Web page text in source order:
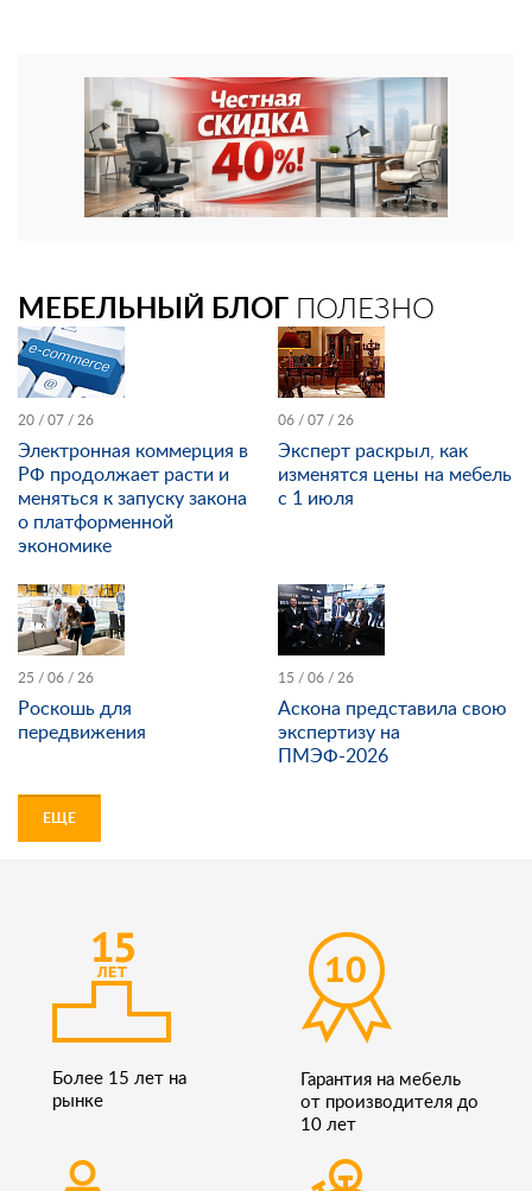
МЕБЕЛЬНЫЙ БЛОГ ПОЛЕЗНО
20 / 07 / 26
Электронная коммерция в
РФ продолжает расти и
меняться к запуску закона
о платформенной
экономике
06 / 07 / 26
Эксперт раскрыл, как
изменятся цены на мебель
с 1 июля
25 / 06 / 26
Роскошь для
передвижения
15 / 06 / 26
Аскона представила свою
экспертизу на
ПМЭФ-2026
ЕЩЕ
Более 15 лет на
рынке
Гарантия на мебель
от производителя до
10 лет